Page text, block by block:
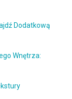
Dodatkową
Wnętrza: